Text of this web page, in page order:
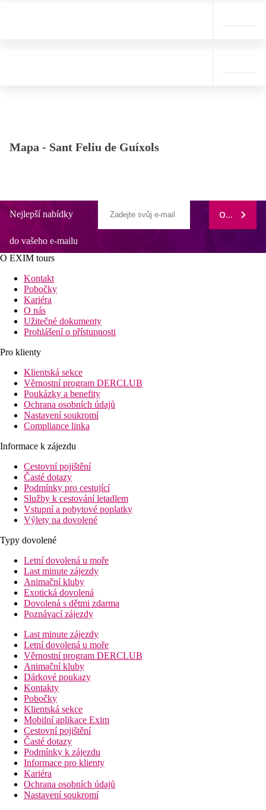
Mapa - Sant Feliu de Guíxols
Nejlepší nabídky
do vašeho e-mailu
ODEBÍRAT
O EXIM tours
Kontakt
Pobočky
Kariéra
O nás
Užitečné dokumenty
Prohlášení o přístupnosti
Pro klienty
Klientská sekce
Věrnostní program DERCLUB
Poukázky a benefity
Ochrana osobních údajů
Nastavení soukromí
Compliance linka
Informace k zájezdu
Cestovní pojištění
Časté dotazy
Podmínky pro cestující
Služby k cestování letadlem
Vstupní a pobytové poplatky
Výlety na dovolené
Typy dovolené
Letní dovolená u moře
Last minute zájezdy
Animační kluby
Exotická dovolená
Dovolená s dětmi zdarma
Poznávací zájezdy
Last minute zájezdy
Letní dovolená u moře
Věrnostní program DERCLUB
Animační kluby
Dárkové poukazy
Kontakty
Pobočky
Klientská sekce
Mobilní aplikace Exim
Cestovní pojištění
Časté dotazy
Podmínky k zájezdu
Informace pro klienty
Kariéra
Ochrana osobních údajů
Nastavení soukromí